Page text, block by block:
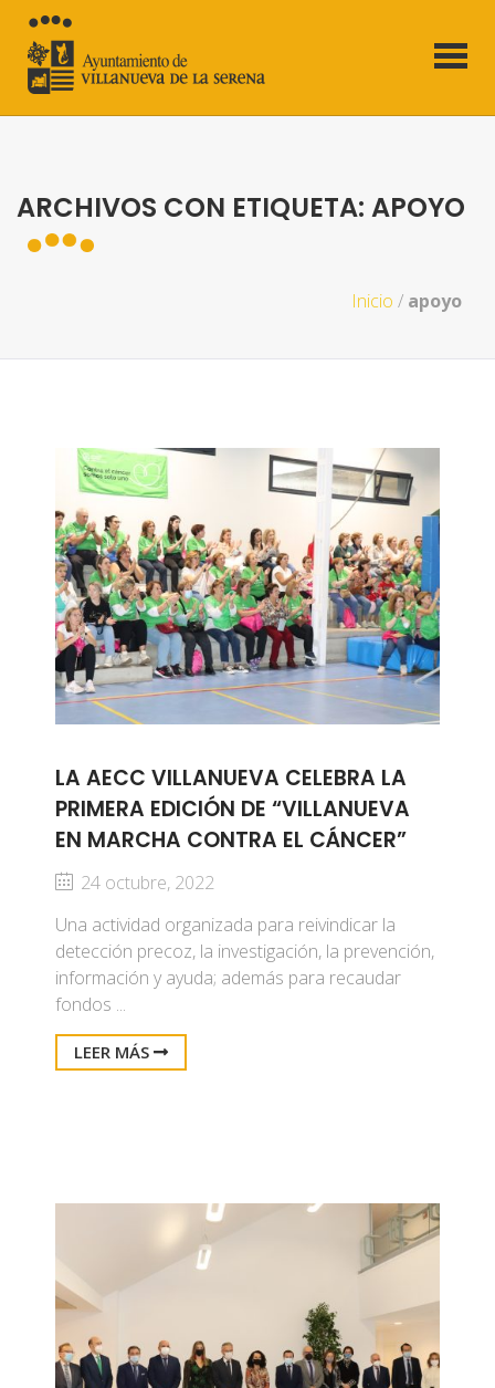
ARCHIVOS CON ETIQUETA: APOYO
Inicio / apoyo
LA AECC VILLANUEVA CELEBRA LA
PRIMERA EDICIÓN DE “VILLANUEVA
EN MARCHA CONTRA EL CÁNCER”
24 octubre, 2022
Una actividad organizada para reivindicar la
detección precoz, la investigación, la prevención,
información y ayuda; además para recaudar
fondos ...
LEER MÁS